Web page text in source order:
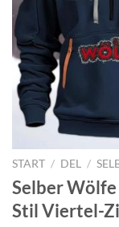
START / DEL /
Selber
Stil Viertel-